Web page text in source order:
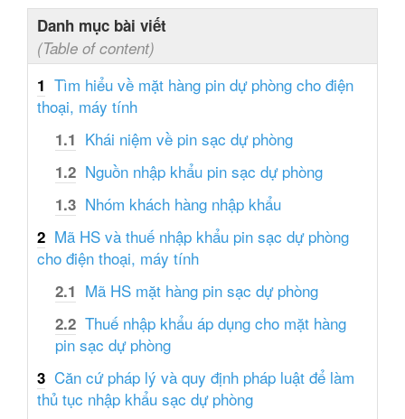
Danh mục bài viết
(Table of content)
1 Tìm hiểu về mặt hàng pin dự phòng cho điện
thoại, máy tính
1.1 Khái niệm về pin sạc dự phòng
1.2 Nguồn nhập khẩu pin sạc dự phòng
1.3 Nhóm khách hàng nhập khẩu
2 Mã HS và thuế nhập khẩu pin sạc dự phòng
cho điện thoại, máy tính
2.1 Mã HS mặt hàng pin sạc dự phòng
2.2 Thuế nhập khẩu áp dụng cho mặt hàng
pin sạc dự phòng
3 Căn cứ pháp lý và quy định pháp luật để làm
thủ tục nhập khẩu sạc dự phòng